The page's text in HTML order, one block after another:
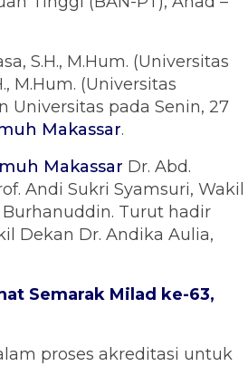
S.H., M.Hum. (Universitas
M.Hum. (Universitas
Universitas pada Senin, 27
Makassar.
Makassar Dr. Abd.
Andi Sukri Syamsuri, Wakil
Burhanuddin. Turut hadir
Dekan Dr. Andika Aulia,
Semarak Milad ke-63,
proses akreditasi untuk